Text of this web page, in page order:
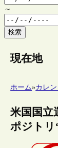
～
検索
現在地
ホーム»カレ
米国国立
ポジトリ